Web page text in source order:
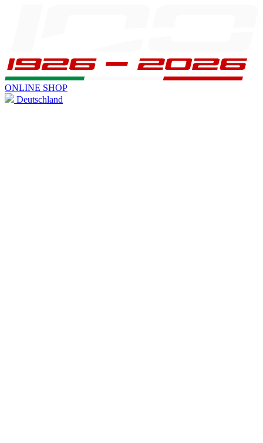
ONLINE SHOP
Deutschland